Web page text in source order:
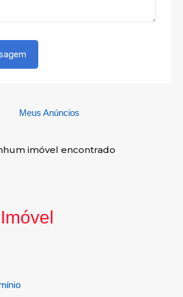
Meus Anúncios
imóvel encontrado